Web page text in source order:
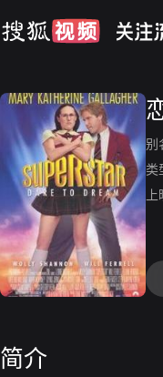
别
类
上
简介